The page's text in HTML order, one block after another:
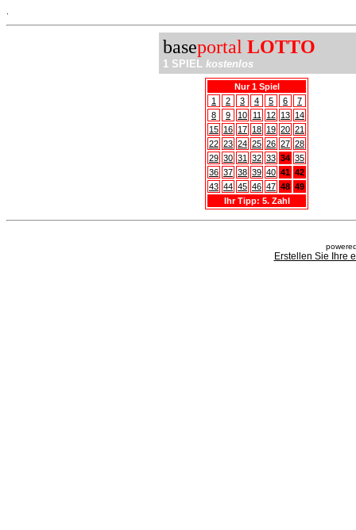
baseportal LOTTO
1 SPIEL kostenlos
Nur 1 Spiel
1
2 3 4 5 6
7
8
9 10 11 12 13 14
15 16 17 18 19 20 21
22 23 24 25 26 27 28
29 30 31 32 33 34 35
36 37 38 39 40 41 42
43 44 45 46 47 48 49
Ihr Tipp: 5. Zahl
Erstellen Sie Ihre